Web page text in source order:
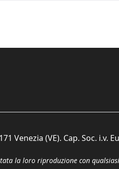
(VE). Cap. Soc. i.v.
la loro riproduzione con